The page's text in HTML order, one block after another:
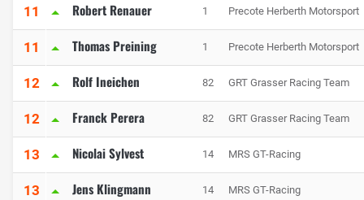
11 Robert Renauer 1 Precote Herberth Motorsport
11 Thomas Preining 1 Precote Herberth Motorsport
12 Rolf Ineichen 82 GRT Grasser Racing Team
12 Franck Perera 82 GRT Grasser Racing Team
13 Nicolai Sylvest 14 MRS GT-Racing
13 Jens Klingmann 14 MRS GT-Racing